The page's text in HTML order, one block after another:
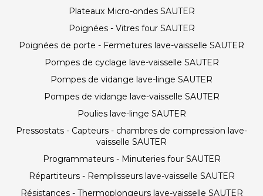
Plateaux Micro-ondes SAUTER
Poignées - Vitres four SAUTER
Poignées de porte - Fermetures lave-vaisselle SAUTER
Pompes de cyclage lave-vaisselle SAUTER
Pompes de vidange lave-linge SAUTER
Pompes de vidange lave-vaisselle SAUTER
Poulies lave-linge SAUTER
Pressostats - Capteurs - chambres de compression lave-
vaisselle SAUTER
Programmateurs - Minuteries four SAUTER
Répartiteurs - Remplisseurs lave-vaisselle SAUTER
Résistances - Thermoplongeurs lave-vaisselle SAUTER